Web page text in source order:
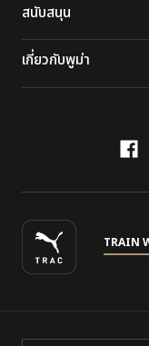
สนับสนุน
เกี่ยวกับพูม่า
TRAIN